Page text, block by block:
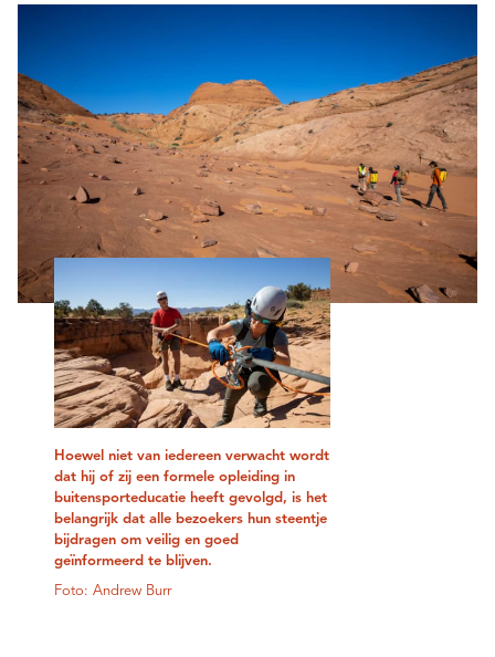
Hoewel niet van iedereen verwacht wordt
dat hij of zij een formele opleiding in
buitensporteducatie heeft gevolgd, is het
belangrijk dat alle bezoekers hun steentje
bijdragen om veilig en goed
geïnformeerd te blijven.
Foto: Andrew Burr